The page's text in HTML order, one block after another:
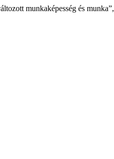
munkaképesség és munka”,